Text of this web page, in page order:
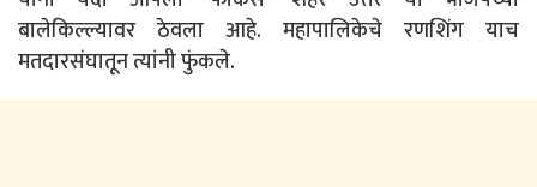
बालेकिल्ल्यावर ठेवला आहे. महापालिकेचे रणशिंग याच
मतदारसंघातून त्यांनी फुंकले.